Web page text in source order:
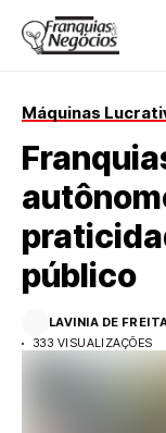
Máquinas
público
LAVINIA DE
333 VISUALIZAÇÕES